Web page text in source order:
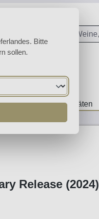
Spezialitäten
Release (2024)
Bitte
sollen.